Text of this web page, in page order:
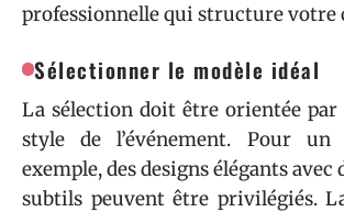
professionnelle qui structure votre
Sélectionner le modèle idéal
La sélection doit être orientée
style de l’événement. Pour un
exemple, des designs élégants avec
subtils peuvent être privilégiés.